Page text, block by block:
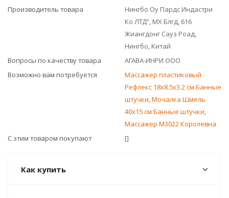
Производитель товара
Нингбо Оу Пардс Индастри
Ко ЛТД”, МХ Блгд, 616
Жиангдонг Сауз Роад,
Нингбо, Китай
Вопросы по качеству товара
АГАВА-ИНРИ ООО
Возможно вам потребуется
Массажер пластиковый
Рефлекс 18x8.5x3.2 см Банные
штучки,Мочалка Шмель
40x15 см Банные штучки,
Массажер М3022 Королевна
С этим товаром покупают
[]
Как купить